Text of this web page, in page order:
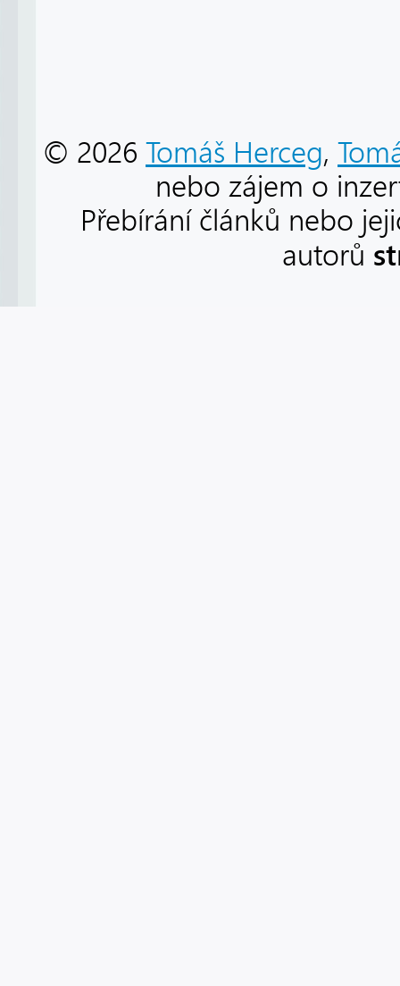
© 2026 Tomáš Herceg,
nebo zájem o
Přebírání článků nebo
autorů